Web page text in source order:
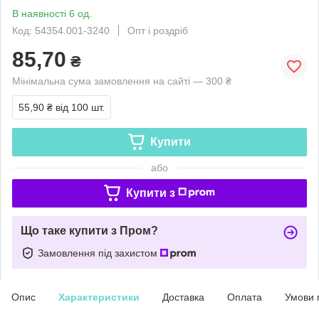
В наявності 6 од.
Код: 54354.001-3240
Опт і роздріб
85,70 ₴
Мінімальна сума замовлення на сайті — 300 ₴
55,90 ₴ від 100 шт.
Купити
або
Купити з
Що таке купити з Пром?
Замовлення під захистом
Опис Характеристики Доставка Оплата Умови